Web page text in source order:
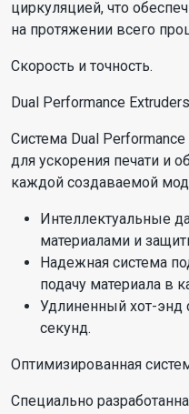
циркуляцией, что
на протяжении всего
Скорость и точность.
Dual Performance Extruders
Система Dual Performance
для ускорения печати и
каждой создаваемой
Интеллектуальные
материалами и
Надежная система
подачу материала в
Удлиненный хот-энд
секунд.
Оптимизированная
Специально